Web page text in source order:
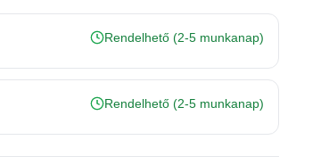
Rendelhető (2-5 munkanap)
Rendelhető (2-5 munkanap)